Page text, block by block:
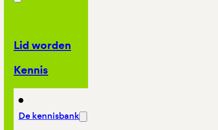
Lid worden
Kennis
De kennisbank